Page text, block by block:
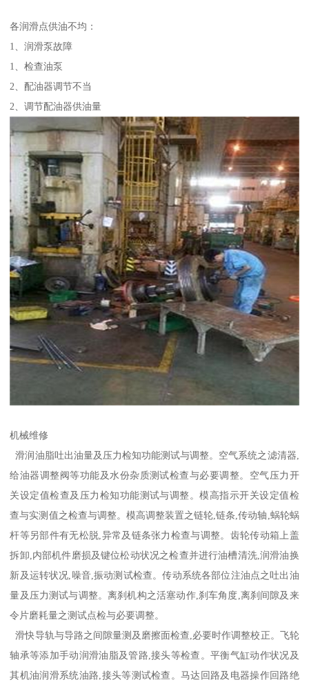
各润滑点供油不均：
1、润滑泵故障
1、检查油泵
2、配油器调节不当
2、调节配油器供油量
机械维修
滑润油脂吐出油量及压力检知功能测试与调整。空气系统之滤清器,
给油器调整阀等功能及水份杂质测试检查与必要调整。空气压力开
关设定值检查及压力检知功能测试与调整。模高指示开关设定值检
查与实测值之检查与调整。模高调整装置之链轮,链条,传动轴,蜗轮蜗
杆等另部件有无松脱,异常及链条张力检查与调整。齿轮传动箱上盖
拆卸,内部机件磨损及键位松动状况之检查并进行油槽清洗,润滑油换
新及运转状况,噪音,振动测试检查。传动系统各部位注油点之吐出油
量及压力测试与调整。离刹机构之活塞动作,刹车角度,离刹间隙及来
令片磨耗量之测试点检与必要调整。
滑快导轨与导路之间隙量测及磨擦面检查,必要时作调整校正。飞轮
轴承等添加手动润滑油脂及管路,接头等检查。平衡气缸动作状况及
其机油润滑系统油路,接头等测试检查。马达回路及电器操作回路绝